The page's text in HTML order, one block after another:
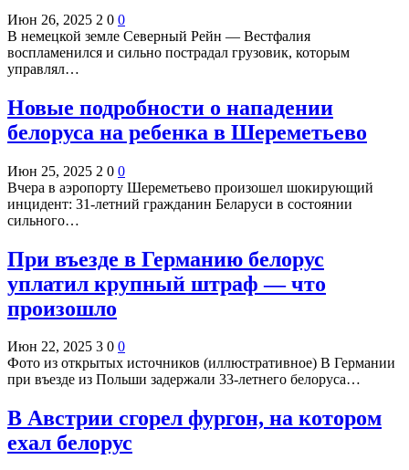
Июн 26, 2025 2 0 0
В немецкой земле Северный Рейн — Вестфалия
воспламенился и сильно пострадал грузовик, которым
управлял…
Новые подробности о нападении
белоруса на ребенка в Шереметьево
Июн 25, 2025 2 0 0
Вчера в аэропорту Шереметьево произошел шокирующий
инцидент: 31-летний гражданин Беларуси в состоянии
сильного…
При въезде в Германию белорус
уплатил крупный штраф — что
произошло
Июн 22, 2025 3 0 0
Фото из открытых источников (иллюстративное) В Германии
при въезде из Польши задержали 33-летнего белоруса…
В Австрии сгорел фургон, на котором
ехал белорус